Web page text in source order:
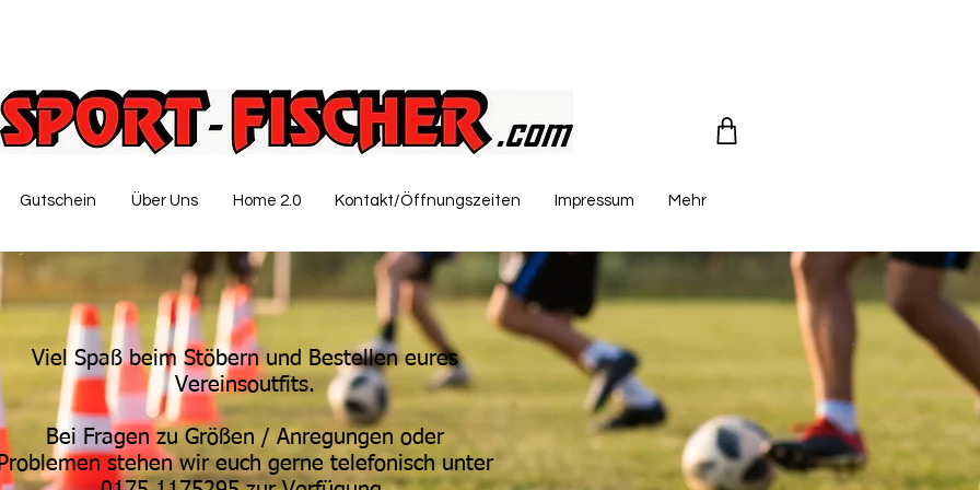
Gutschein Über Uns Home 2.0 Kontakt/Öffnungszeiten Impressum Mehr
Viel Spaß beim Stöbern und Bestellen eures
Vereinsoutfits.
Bei Fragen zu Größen / Anregungen oder
stehen wir euch gerne telefonisch unter